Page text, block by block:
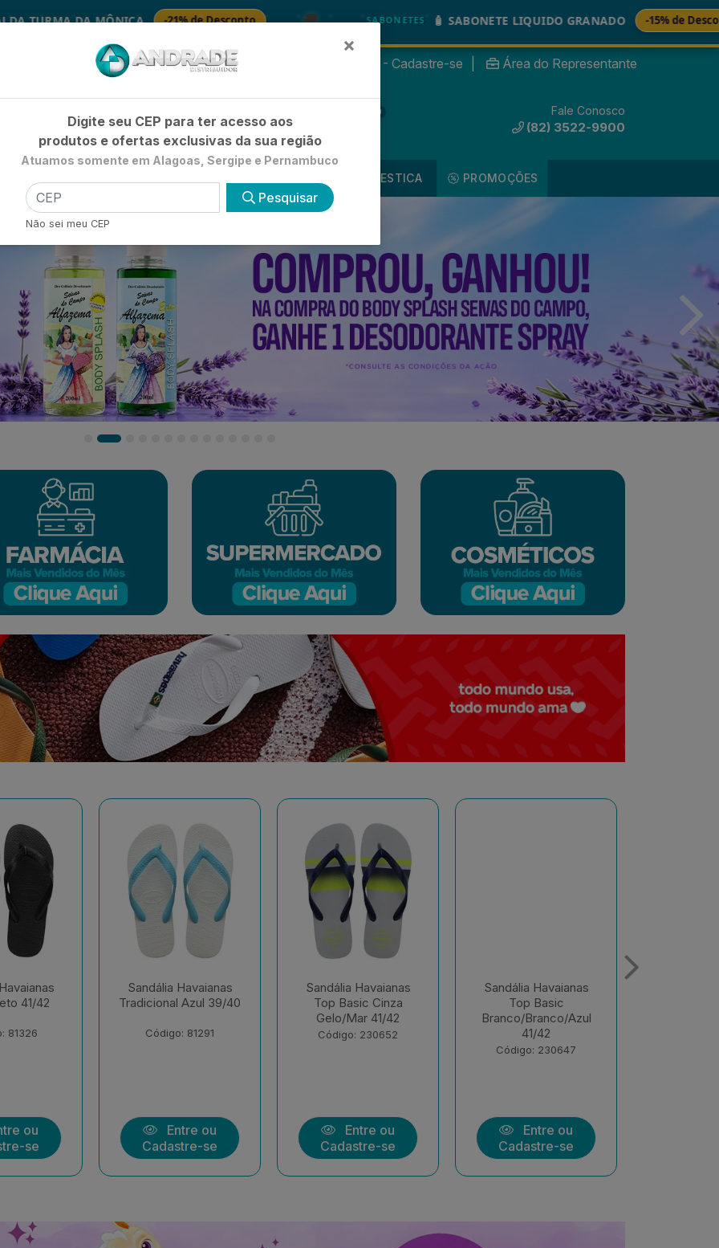
-21% de Desconto 🚚 SABONETES 🧴 SABONETE LIQUIDO GRANADO -15% de Desconto 🚚
Já é cliente? - Entrar Não é cliente? - Cadastre-se Área do Representante
0 Fale Conosco
(82) 3522-9900
UTILIDADE DOMESTICA PROMOÇÕES
Azul 39/40
81291
ou
se
Sandália Havaianas
Top Basic Cinza
Código: 230652
Entre ou
Cadastre-se
Sandália Havaianas
Top Basic
Branco/Branco/Azul
41/42
Entre ou
Cadastre-se
Sandália Havaianas
Color Vermelho
Hibisco 37/38
Código: 230372
Entre ou
Cadastre-se
×
Digite seu CEP para ter acesso aos
produtos e ofertas exclusivas da sua região
Atuamos somente em Alagoas, Sergipe e Pernambuco
Pesquisar
Não sei meu CEP